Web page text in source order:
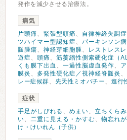
発作を減少させる治療法。
病気
片頭痛 、 緊張型頭痛 、 自律神経失調症
ツハイマー型認知症、 パーキンソン病
髄腫瘍、 神経芽細胞腫、 レストレス
遊症、頭痛 、筋萎縮性側索硬化症（
くも膜下出血 、 一過性脳虚血発作、
膜炎 、 多発性硬化症／視神経脊髄炎 、
レー症候群、 先天性ミオパチー、進行
症状
手足がしびれる 、 めまい、 立ちくらみ
い、 二重に見える・かすむ、 物忘れ
け・けいれん（子供）